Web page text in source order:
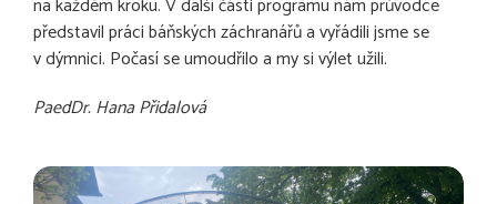
na každém kroku. V další části programu nám průvodce
představil práci báňských záchranářů a vyřádili jsme se
v dýmnici. Počasí se umoudřilo a my si výlet užili.
PaedDr. Hana Přidalová